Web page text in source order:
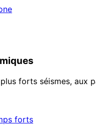
forts séismes, aux
forts